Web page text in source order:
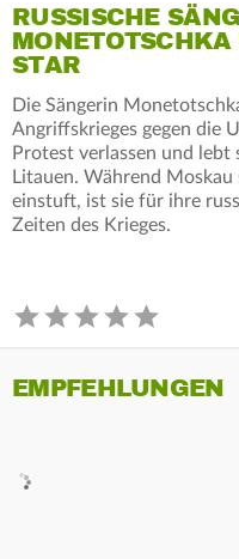
RUSSISCHE
STAR
Die Sängerin
Angriffskrieges gegen die
Protest verlassen und
Litauen. Während
einstuft, ist sie für ihre
Zeiten des Krieges.
EMPFEHLUNGEN